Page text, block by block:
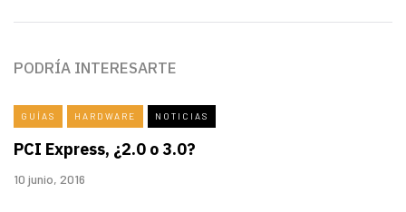
PODRÍA INTERESARTE
GUÍAS HARDWARE NOTICIAS
PCI Express, ¿2.0 o 3.0?
10 junio, 2016